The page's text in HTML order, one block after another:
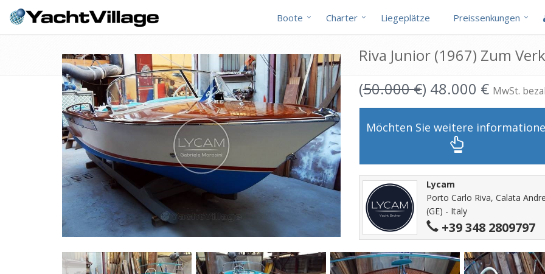
Boote Charter Liegeplätze Preissenkungen
Riva Junior (1967) Zum
(50.000 €) 48.000 € MwSt.
Möchten Sie weitere
Lycam
Porto Carlo Riva, Calata
(GE) - Italy
+39 348 2809797